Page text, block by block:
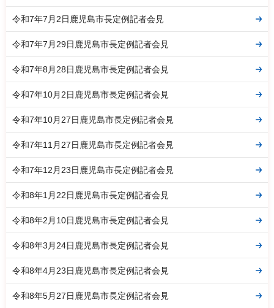
令和7年7月2日鹿児島市長定例記者会見
令和7年7月29日鹿児島市長定例記者会見
令和7年8月28日鹿児島市長定例記者会見
令和7年10月2日鹿児島市長定例記者会見
令和7年10月27日鹿児島市長定例記者会見
令和7年11月27日鹿児島市長定例記者会見
令和7年12月23日鹿児島市長定例記者会見
令和8年1月22日鹿児島市長定例記者会見
令和8年2月10日鹿児島市長定例記者会見
令和8年3月24日鹿児島市長定例記者会見
令和8年4月23日鹿児島市長定例記者会見
令和8年5月27日鹿児島市長定例記者会見